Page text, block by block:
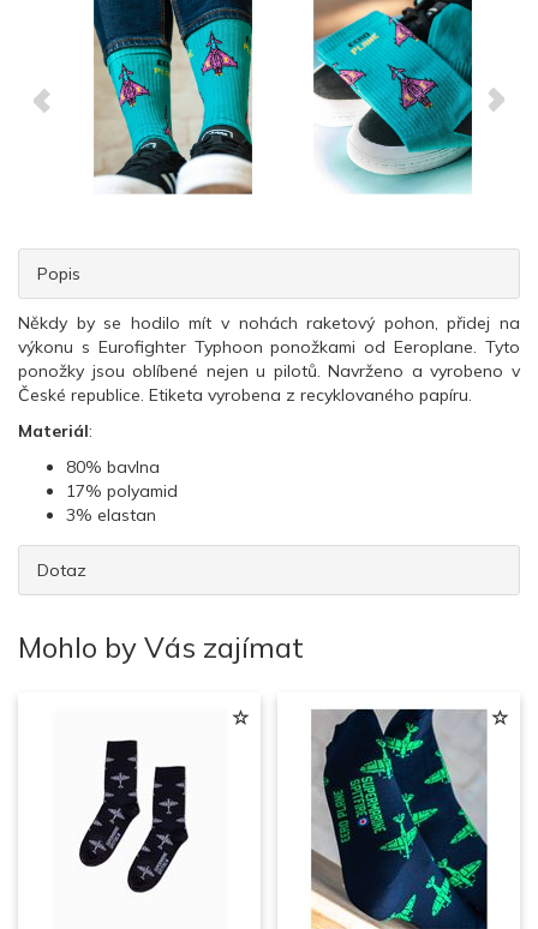
Popis
Někdy by se hodilo mít v nohách raketový pohon, přidej na
výkonu s Eurofighter Typhoon ponožkami od Eeroplane. Tyto
ponožky jsou oblíbené nejen u pilotů. Navrženo a vyrobeno v
České republice. Etiketa vyrobena z recyklovaného papíru.
Materiál:
80% bavlna
17% polyamid
3% elastan
Dotaz
Mohlo by Vás zajímat